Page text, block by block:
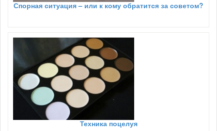
Спорная ситуация – или к кому обратится за советом?
Техника поцелуя